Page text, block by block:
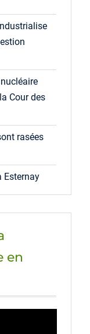
Cour des
rasées
Esternay
en